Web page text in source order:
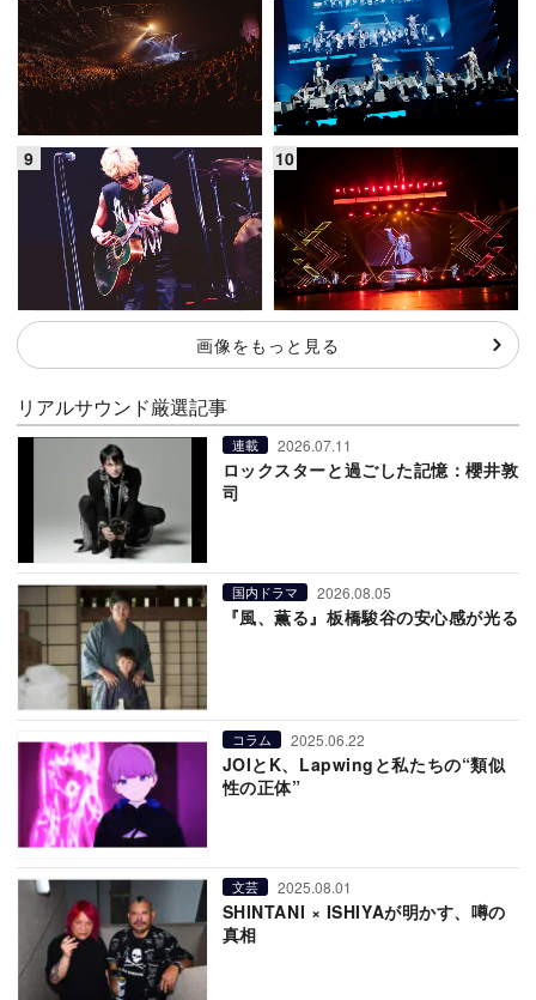
画像をもっと見る
リアルサウンド厳選記事
連載 2026.07.11
ロックスターと過ごした記憶：櫻井敦
司
国内ドラマ 2026.08.05
『風、薫る』板橋駿谷の安心感が光る
コラム 2025.06.22
JOIとK、Lapwingと私たちの“類似
性の正体”
文芸 2025.08.01
SHINTANI × ISHIYAが明かす、噂の
真相